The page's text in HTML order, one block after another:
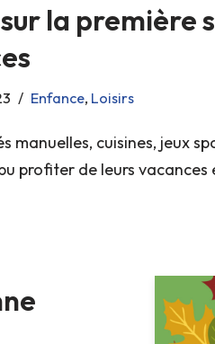
la première
Enfance, Loisirs
manuelles, cuisines, jeux
profiter de leurs vacances